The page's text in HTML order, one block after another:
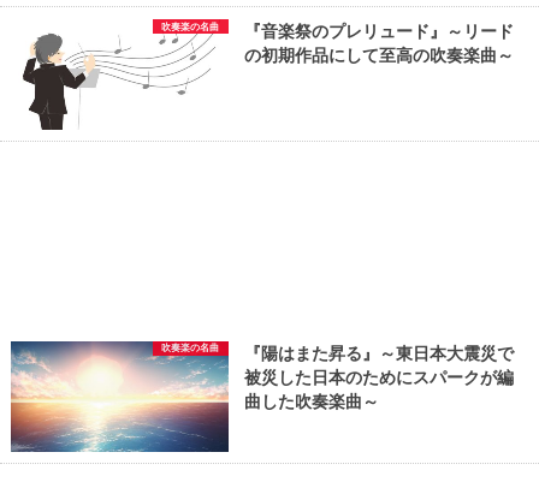
吹奏楽の名曲
『音楽祭のプレリュード』～リード
の初期作品にして至高の吹奏楽曲～
吹奏楽の名曲
『陽はまた昇る』～東日本大震災で
被災した日本のためにスパークが編
曲した吹奏楽曲～